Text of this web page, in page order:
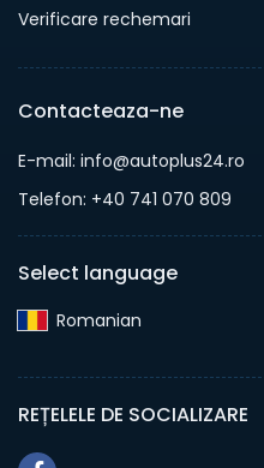
Verificare rechemari
Contacteaza-ne
E-mail: info@autoplus24.ro
Telefon: +40 741 070 809
Select language
Romanian‎
REȚELELE DE SOCIALIZARE